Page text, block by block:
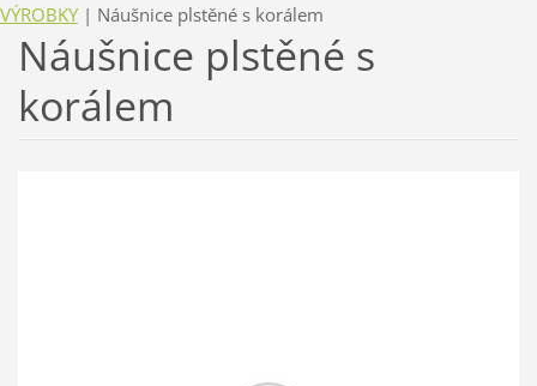
VÝROBKY| Náušnice plstěné s korálem
Náušnice plstěné s
korálem